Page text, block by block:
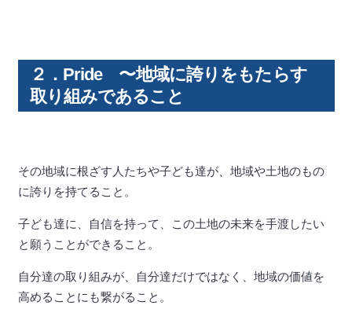
２．Pride 〜地域に誇りをもたらす
取り組みであること
その地域に根ざす人たちや子ども達が、地域や土地のもの
に誇りを持てること。
子ども達に、自信を持って、この土地の未来を手渡したい
と願うことができること。
自分達の取り組みが、自分達だけではなく、地域の価値を
高めることにも繋がること。